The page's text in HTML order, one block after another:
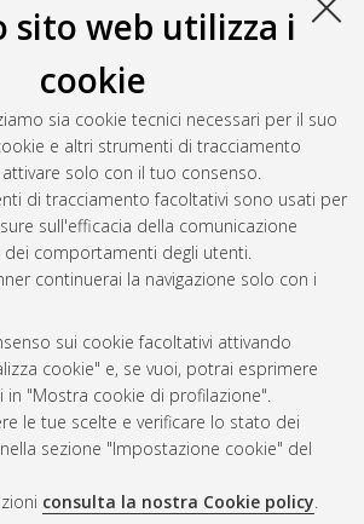
sito web utilizza i
cookie
sia cookie tecnici necessari per il suo
e altri strumenti di tracciamento
solo con il tuo consenso.
di tracciamento facoltativi sono usati per
sull'efficacia della comunicazione
dei comportamenti degli utenti.
continuerai la navigazione solo con i
sui cookie facoltativi attivando
cookie" e, se vuoi, potrai esprimere
in "Mostra cookie di profilazione".
le tue scelte e verificare lo stato dei
sezione "Impostazione cookie" del
consulta la nostra Cookie policy.
di Bologna. Dottorato di ricerca in
Arte/Cinema. Dinamismo futurista e
, [Dissertation thesis], Alma Mater
di Bologna. Dottorato di ricerca in
generata ilFri Aug 7 20:49:07 2026 CEST